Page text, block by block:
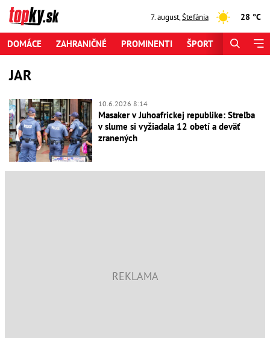
7. august,Štefánia 28 °C
DOMÁCE ZAHRANIČNÉ PROMINENTI ŠPORT
JAR
10.6.2026 8:14
Masaker v Juhoafrickej republike: Streľba
v slume si vyžiadala 12 obetí a deväť
zranených